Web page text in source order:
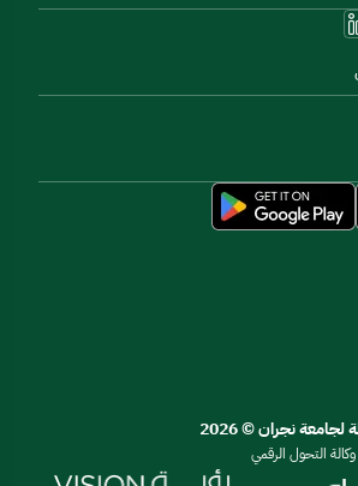
نجران © 2026
التحول الرقمي